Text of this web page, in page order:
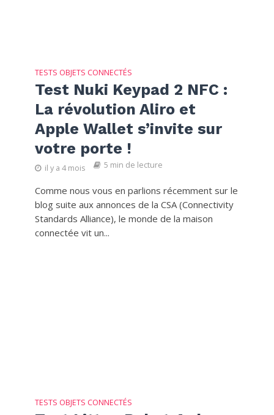
TESTS OBJETS CONNECTÉS
Test Nuki Keypad 2 NFC :
La révolution Aliro et
Apple Wallet s’invite sur
votre porte !
il y a 4 mois 5 min de lecture
Comme nous vous en parlions récemment sur le
blog suite aux annonces de la CSA (Connectivity
Standards Alliance), le monde de la maison
connectée vit un...
TESTS OBJETS CONNECTÉS